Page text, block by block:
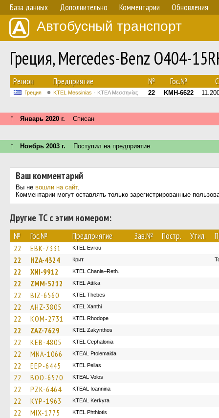
База данных Дополнительно Комментарии Обновления
Автобусный транспорт
Греция, Mercedes-Benz O404-
Регион Предприятие № Гос.№
Греция KTEL Messinias ΚΤΕΛ Μεσσηνίας 22 KMH-6622
↑ Январь 2020 г. Списан
↑ Ноябрь 2003 г. Поступил на предприятие
Ваш комментарий
Вы не вошли на сайт.
Комментарии могут оставлять только зарегистрированные
Другие ТС с этим номером:
№ Гос.№ Предприятие Зав.№ Постр. Утил.
22 EBK-7331 KTEL Evrou
22 HZA-4324 Крит
22 XNI-9912 KTEL Chania–Reth.
22 ZMM-5212 KΤΕL Αttika
22 BIZ-6560 KTEL Thebes
22 AHZ-3805 KTEL Xanthi
22 KOM-2731 KTEL Rhodope
22 ZAZ-7629 KTEL Zakynthos
22 KEB-4805 KTEL Cephalonia
22 MNA-1066 KTEAL Ptolemaida
22 EEP-6445 KTEL Pellas
22 BOO-6570 KTEAL Volos
22 PZK-6464 KTEAL Ioannina
22 KYP-1963 KTEAL Kerkyra
22 MIX-1775 ΚΤΕL Phthiotis